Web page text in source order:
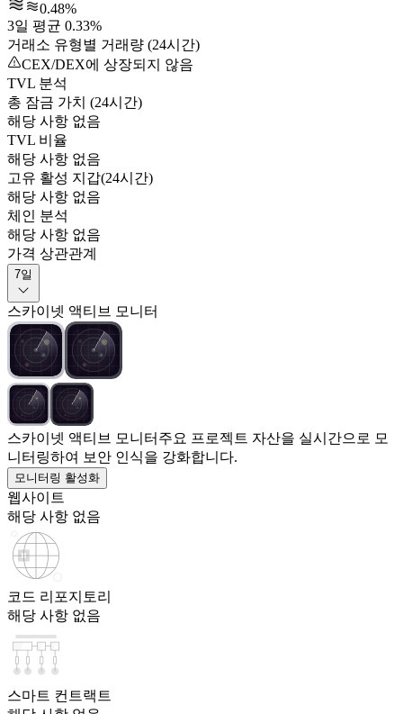
0.48%
3일 평균 0.33%
거래소 유형별 거래량 (24시간)
CEX/DEX에 상장되지 않음
TVL 분석
총 잠금 가치 (24시간)
해당 사항 없음
TVL 비율
해당 사항 없음
고유 활성 지갑(24시간)
해당 사항 없음
체인 분석
해당 사항 없음
가격 상관관계
7일
스카이넷 액티브 모니터
스카이넷 액티브 모니터 주요 프로젝트 자산을 실시간으로 모
니터링하여 보안 인식을 강화합니다.
모니터링 활성화
웹사이트
해당 사항 없음
코드 리포지토리
해당 사항 없음
스마트 컨트랙트